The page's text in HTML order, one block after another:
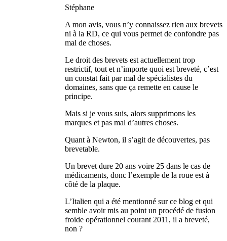
Stéphane
A mon avis, vous n’y connaissez rien aux brevets
ni à la RD, ce qui vous permet de confondre pas
mal de choses.
Le droit des brevets est actuellement trop
restrictif, tout et n’importe quoi est breveté, c’est
un constat fait par mal de spécialistes du
domaines, sans que ça remette en cause le
principe.
Mais si je vous suis, alors supprimons les
marques et pas mal d’autres choses.
Quant à Newton, il s’agit de découvertes, pas
brevetable.
Un brevet dure 20 ans voire 25 dans le cas de
médicaments, donc l’exemple de la roue est à
côté de la plaque.
L’Italien qui a été mentionné sur ce blog et qui
semble avoir mis au point un procédé de fusion
froide opérationnel courant 2011, il a breveté,
non ?